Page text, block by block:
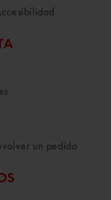
un pedido